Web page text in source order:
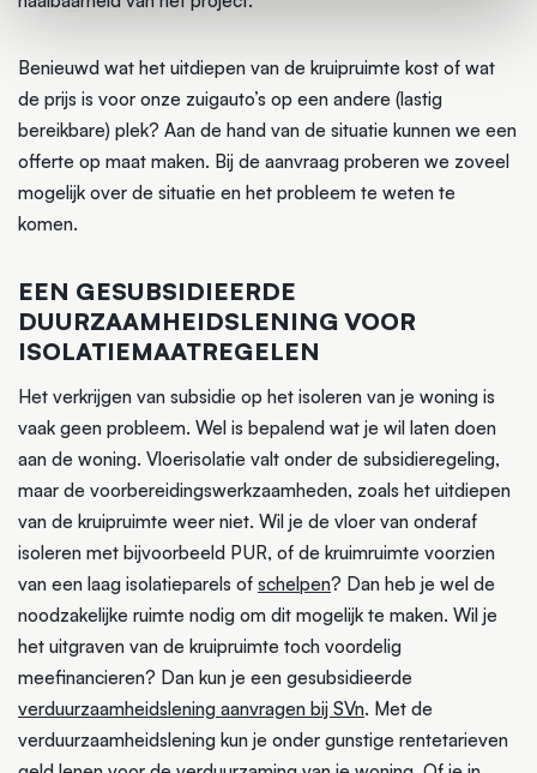
Benieuwd wat het uitdiepen van de kruipruimte kost of wat
de prijs is voor onze zuigauto’s op een andere (lastig
bereikbare) plek? Aan de hand van de situatie kunnen we een
offerte op maat maken. Bij de aanvraag proberen we zoveel
mogelijk over de situatie en het probleem te weten te
komen.
EEN GESUBSIDIEERDE
DUURZAAMHEIDSLENING VOOR
ISOLATIEMAATREGELEN
Het verkrijgen van subsidie op het isoleren van je woning is
vaak geen probleem. Wel is bepalend wat je wil laten doen
aan de woning. Vloerisolatie valt onder de subsidieregeling,
maar de voorbereidingswerkzaamheden, zoals het uitdiepen
van de kruipruimte weer niet. Wil je de vloer van onderaf
isoleren met bijvoorbeeld PUR, of de kruimruimte voorzien
van een laag isolatieparels of schelpen? Dan heb je wel de
noodzakelijke ruimte nodig om dit mogelijk te maken. Wil je
het uitgraven van de kruipruimte toch voordelig
meefinancieren? Dan kun je een gesubsidieerde
verduurzaamheidslening aanvragen bij SVn. Met de
verduurzaamheidslening kun je onder gunstige rentetarieven